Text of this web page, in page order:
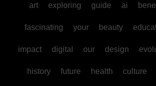
art exploring guide ai
fascinating your beauty
impact digital our design
history future health culture